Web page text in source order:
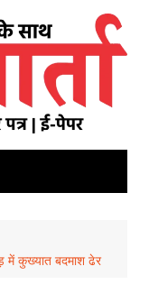
में कुख्यात बदमाश ढेर